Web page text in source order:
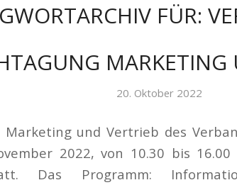
FÜR:
20. Oktober 2022
Marketing und Vertrieb des
2022, von 10.30 bis
Das Programm: